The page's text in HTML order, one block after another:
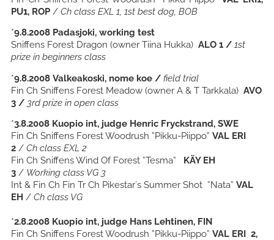
PU1, ROP / Ch class EXL 1, 1st best dog, BOB
*9.8.2008 Padasjoki, working test
Sniffens Forest Dragon (owner Tiina Hukka) ALO 1 / 1st
prize in beginners class
*9.8.2008 Valkeakoski, nome koe / field trial
Fin Ch Sniffens Forest Meadow (owner A & T Tarkkala) AVO
3 / 3rd prize in open class
*3.8.2008 Kuopio int, judge Henric Fryckstrand, SWE
Fin Ch Sniffens Forest Woodrush ”Pikku-Piippo” VAL ERI
2 / Ch class EXL 2
Fin Ch Sniffens Wind Of Forest ”Tesma” KÄY EH
3 / Working class VG 3
Int & Fin Ch Fin Tr Ch Pikestar´s Summer Shot ”Nata” VAL
EH / Ch class VG
*2.8.2008 Kuopio int, judge Hans Lehtinen, FIN
Fin Ch Sniffens Forest Woodrush ”Pikku-Piippo” VAL ERI 2,